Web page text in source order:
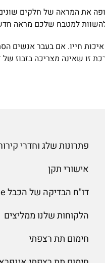
את המראה של חלקים
למטבח שלכם מראה
חייו. אם בעבר אנשים
זו שאינה מצריכה בזבוז
פתרונות שלג וחדרי
אישורי תקן
דו"ח הבדיקה של הכבל T2Blue
הלקוחות שלנו ממליצים
חימום תת רצפתי